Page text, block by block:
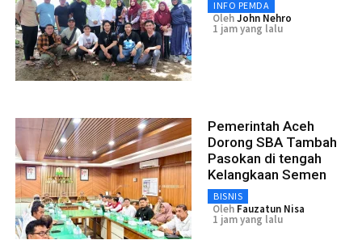
INFO PEMDA
OlehJohn Nehro
1 jam yang lalu
Pemerintah Aceh
Dorong SBA Tambah
Pasokan di tengah
Kelangkaan Semen
BISNIS
Oleh Fauzatun Nisa
1 jam yang lalu